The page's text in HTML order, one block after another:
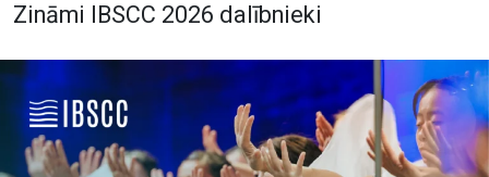
Zināmi IBSCC 2026 dalībnieki